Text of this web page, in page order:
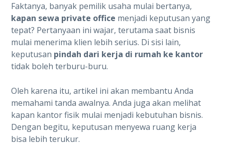
Faktanya, banyak pemilik usaha mulai bertanya,
kapan sewa private office menjadi keputusan yang
tepat? Pertanyaan ini wajar, terutama saat bisnis
mulai menerima klien lebih serius. Di sisi lain,
keputusan pindah dari kerja di rumah ke kantor
tidak boleh terburu-buru.
Oleh karena itu, artikel ini akan membantu Anda
memahami tanda awalnya. Anda juga akan melihat
kapan kantor fisik mulai menjadi kebutuhan bisnis.
Dengan begitu, keputusan menyewa ruang kerja
bisa lebih terukur.